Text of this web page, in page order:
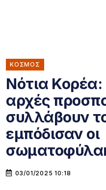
ΚΌΣΜΟΣ
Νότια Κορέα:
αρχές
συλλάβουν
εμπόδισαν οι
03/01/2025 10:18